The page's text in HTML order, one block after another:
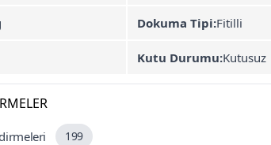
Dokuma Tipi:Fitilli
Kutu Durumu:Kutusuz
199